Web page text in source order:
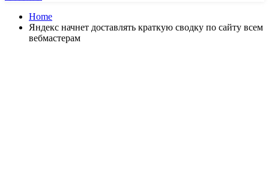
Home
Яндекс начнет доставлять краткую сводку по сайту всем
вебмастерам